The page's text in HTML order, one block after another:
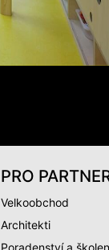
PRO
Velkoobchod
Architekti
Poradenství a